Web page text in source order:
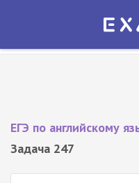
Экзамер — ЕГЭ
ЕГЭ по английскому
Задача 247